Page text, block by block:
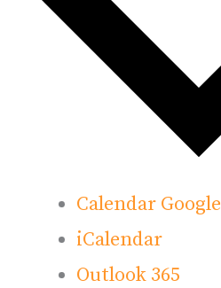
Calendar Google
iCalendar
Outlook 365